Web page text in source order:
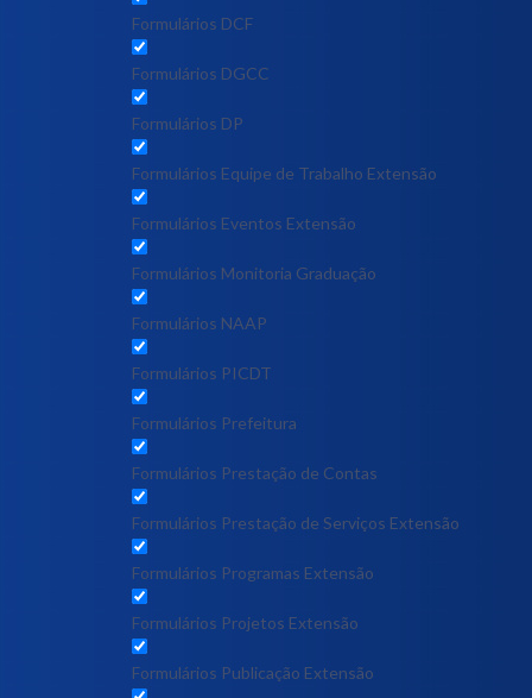
Formulários DCF
Formulários DGCC
Formulários DP
Formulários Equipe de Trabalho Extensão
Formulários Eventos Extensão
Formulários Monitoria Graduação
Formulários NAAP
Formulários PICDT
Formulários Prefeitura
Formulários Prestação de Contas
Formulários Prestação de Serviços Extensão
Formulários Programas Extensão
Formulários Projetos Extensão
Formulários Publicação Extensão